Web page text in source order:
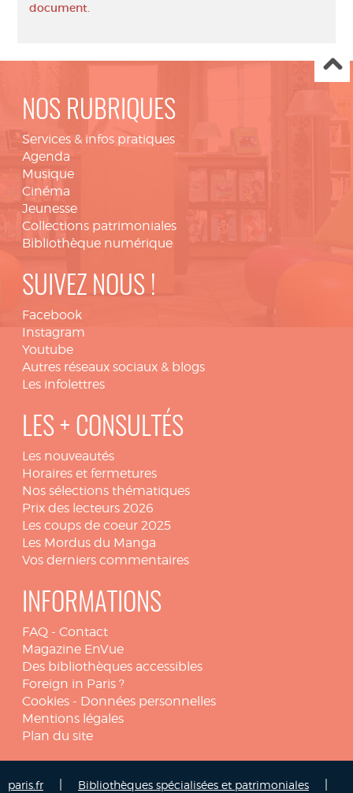
document.
NOS RUBRIQUES
Services & infos pratiques
Agenda
Musique
Cinéma
Jeunesse
Collections patrimoniales
Bibliothèque numérique
SUIVEZ NOUS !
Facebook
Instagram
Youtube
Autres réseaux sociaux & blogs
Les infolettres
LES + CONSULTÉS
Les nouveautés
Horaires et fermetures
Nos sélections thématiques
Prix des lecteurs 2026
Les coups de coeur 2025
Les Mordus du Manga
Vos derniers commentaires
INFORMATIONS
FAQ - Contact
Magazine EnVue
Des bibliothèques accessibles
Foreign in Paris ?
Cookies - Données personnelles
Mentions légales
Plan du site
paris.fr Bibliothèques spécialisées et patrimoniales